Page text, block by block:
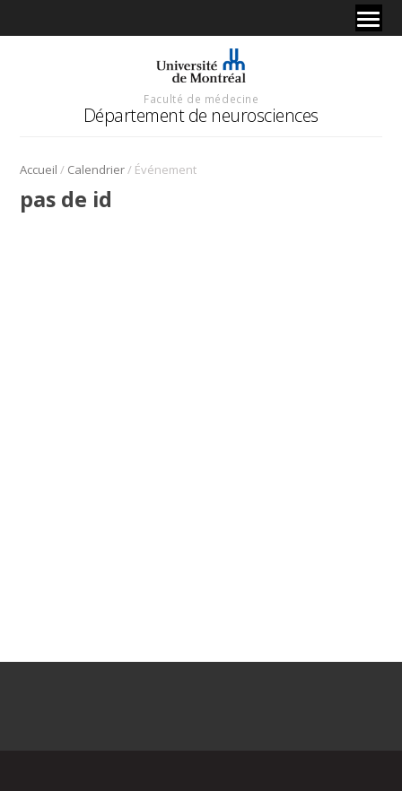
Faculté de médecine
Département de neurosciences
Accueil / Calendrier/ Événement
pas de id